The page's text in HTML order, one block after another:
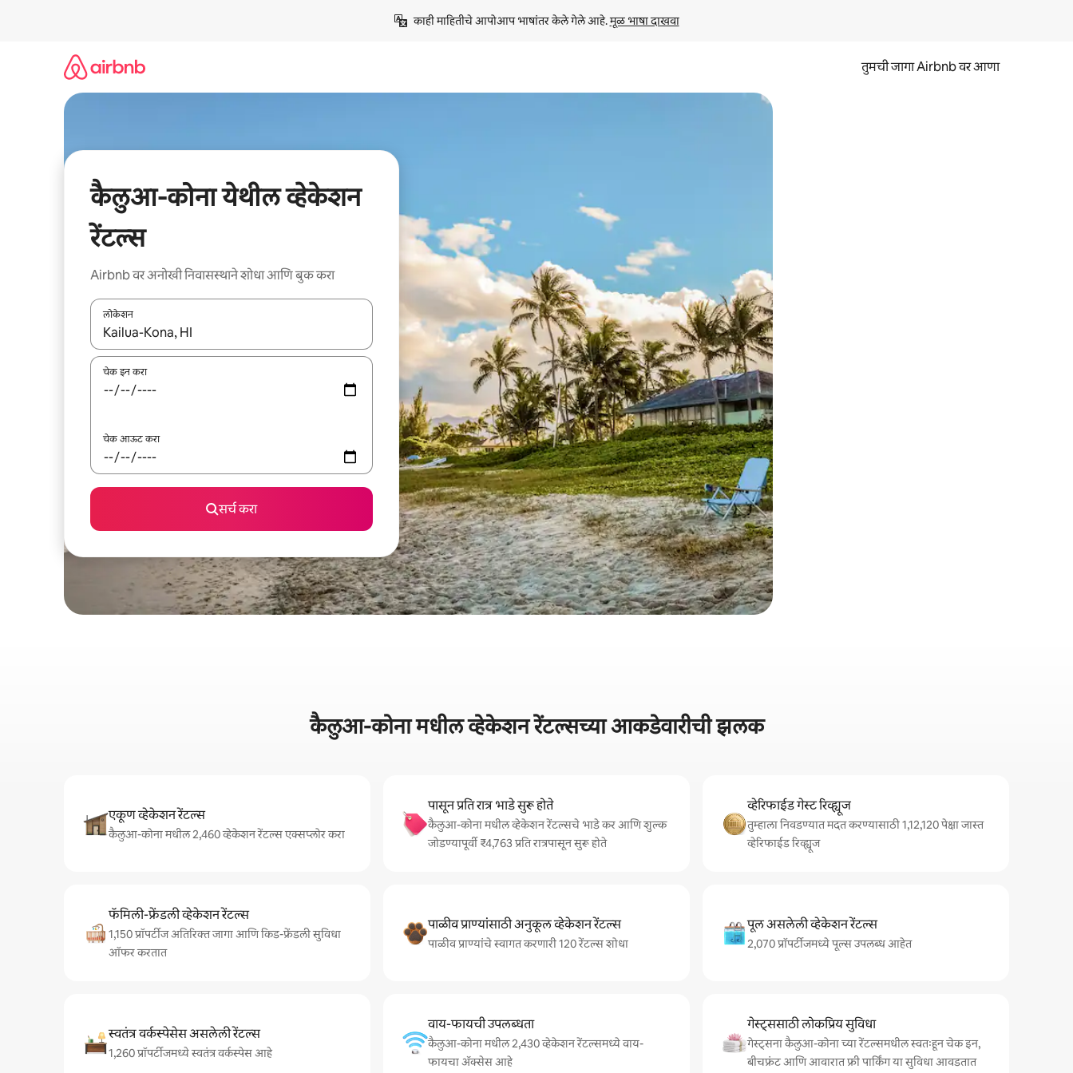
काही माहितीचे आपोआप भाषांतर केले गेले आहे. मूळ भाषा दाखवा
तुमची जागा Airbnb वर आणा
कैलुआ-कोना येथील व्हेकेशन
रेंटल्स
Airbnb वर अनोखी निवासस्थाने शोधा आणि बुक करा
लोकेशन
जेव्हा परिणाम उपलब्ध असतील, तेव्हा वरच्या आणि खाली बाणांच्या किजसह नेव्हिगेट करा किंवा स्पर्शाने स्वाइप जेश्चर्स वापरून एक्सप्लोर करा.
चेक इन करा
चेक आऊट करा
सर्च करा
कैलुआ-कोना मधील व्हेकेशन रेंटल्सच्या आकडेवारीची झलक
एकूण व्हेकेशन रेंटल्स
कैलुआ-कोना मधील 2,460 व्हेकेशन रेंटल्स एक्सप्लोर करा
पासून प्रति रात्र भाडे सुरू होते
कैलुआ-कोना मधील व्हेकेशन रेंटल्सचे भाडे कर आणि शुल्क
जोडण्यापूर्वी ₹4,763 प्रति रात्रपासून सुरू होते
व्हेरिफाईड गेस्ट रिव्ह्यूज
तुम्हाला निवडण्यात मदत करण्यासाठी 1,12,120 पेक्षा जास्त
व्हेरिफाईड रिव्ह्यूज
फॅमिली-फ्रेंडली व्हेकेशन रेंटल्स
1,150 प्रॉपर्टीज अतिरिक्त जागा आणि किड-फ्रेंडली सुविधा
ऑफर करतात
पाळीव प्राण्यांसाठी अनुकूल व्हेकेशन रेंटल्स
पाळीव प्राण्यांचे स्वागत करणारी 120 रेंटल्स शोधा
पूल असलेली व्हेकेशन रेंटल्स
2,070 प्रॉपर्टीजमध्ये पूल्स उपलब्ध आहेत
स्वतंत्र वर्कस्पेसेस असलेली रेंटल्स
1,260 प्रॉपर्टीजमध्ये स्वतंत्र वर्कस्पेस आहे
वाय-फायची उपलब्धता
कैलुआ-कोना मधील 2,430 व्हेकेशन रेंटल्समध्ये वाय-
फायचा अ‍ॅक्सेस आहे
गेस्ट्ससाठी लोकप्रिय सुविधा
गेस्ट्सना कैलुआ-कोना च्या रेंटल्समधील स्वतःहून चेक इन,
बीचफ्रंट आणि आवारात फ्री पार्किंग या सुविधा आवडतात